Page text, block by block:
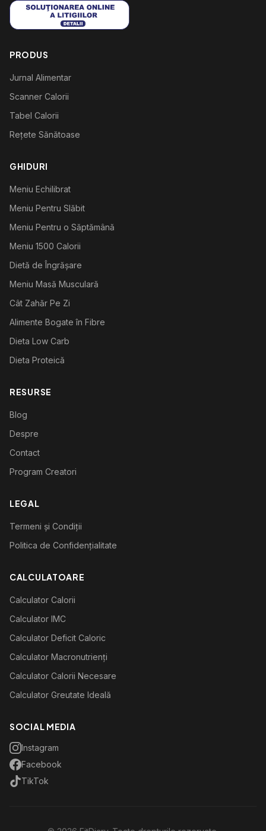
PRODUS
Jurnal Alimentar
Scanner Calorii
Tabel Calorii
Rețete Sănătoase
GHIDURI
Meniu Echilibrat
Meniu Pentru Slăbit
Meniu Pentru o Săptămână
Meniu 1500 Calorii
Dietă de Îngrășare
Meniu Masă Musculară
Cât Zahăr Pe Zi
Alimente Bogate în Fibre
Dieta Low Carb
Dieta Proteică
RESURSE
Blog
Despre
Contact
Program Creatori
LEGAL
Termeni și Condiții
Politica de Confidențialitate
CALCULATOARE
Calculator Calorii
Calculator IMC
Calculator Deficit Caloric
Calculator Macronutrienți
Calculator Calorii Necesare
Calculator Greutate Ideală
SOCIAL MEDIA
Instagram
Facebook
TikTok